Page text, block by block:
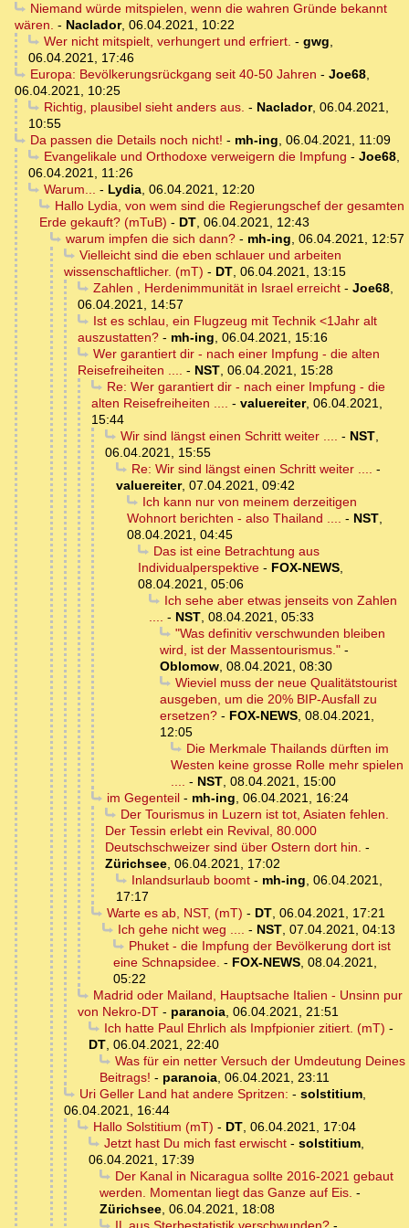
Niemand würde mitspielen, wenn die wahren Gründe bekannt
wären. - Naclador, 06.04.2021, 10:22
Wer nicht mitspielt, verhungert und erfriert. - gwg,
06.04.2021, 17:46
Europa: Bevölkerungsrückgang seit 40-50 Jahren - Joe68,
06.04.2021, 10:25
Richtig, plausibel sieht anders aus. - Naclador, 06.04.2021,
10:55
Da passen die Details noch nicht! - mh-ing, 06.04.2021, 11:09
Evangelikale und Orthodoxe verweigern die Impfung - Joe68,
06.04.2021, 11:26
Warum... - Lydia, 06.04.2021, 12:20
Hallo Lydia, von wem sind die Regierungschef der gesamten
Erde gekauft? (mTuB) - DT, 06.04.2021, 12:43
warum impfen die sich dann?- mh-ing, 06.04.2021, 12:57
Vielleicht sind die eben schlauer und arbeiten
wissenschaftlicher. (mT) - DT, 06.04.2021, 13:15
Zahlen , Herdenimmunität in Israel erreicht- Joe68,
06.04.2021, 14:57
Ist es schlau, ein Flugzeug mit Technik <1Jahr alt
auszustatten? - mh-ing, 06.04.2021, 15:16
Wer garantiert dir - nach einer Impfung - die alten
Reisefreiheiten .... - NST, 06.04.2021, 15:28
Re: Wer garantiert dir - nach einer Impfung - die
alten Reisefreiheiten .... - valuereiter, 06.04.2021,
15:44
Wir sind längst einen Schritt weiter .... - NST,
06.04.2021, 15:55
Re: Wir sind längst einen Schritt weiter .... -
valuereiter, 07.04.2021, 09:42
Ich kann nur von meinem derzeitigen
Wohnort berichten - also Thailand .... - NST,
08.04.2021, 04:45
Das ist eine Betrachtung aus
Individualperspektive - FOX-NEWS,
08.04.2021, 05:06
Ich sehe aber etwas jenseits von Zahlen
.... - NST, 08.04.2021, 05:33
"Was definitiv verschwunden bleiben
wird, ist der Massentourismus." -
Oblomow, 08.04.2021, 08:30
Wieviel muss der neue Qualitätstourist
ausgeben, um die 20% BIP-Ausfall zu
ersetzen? - FOX-NEWS, 08.04.2021,
12:05
Die Merkmale Thailands dürften im
Westen keine grosse Rolle mehr spielen
.... - NST, 08.04.2021, 15:00
im Gegenteil- mh-ing, 06.04.2021, 16:24
Der Tourismus in Luzern ist tot, Asiaten fehlen.
Der Tessin erlebt ein Revival, 80.000
Deutschschweizer sind über Ostern dort hin. -
Zürichsee, 06.04.2021, 17:02
Inlandsurlaub boomt- mh-ing, 06.04.2021,
17:17
Warte es ab, NST, (mT) - DT, 06.04.2021, 17:21
Ich gehe nicht weg .... - NST, 07.04.2021, 04:13
Phuket - die Impfung der Bevölkerung dort ist
eine Schnapsidee. - FOX-NEWS, 08.04.2021,
05:22
Madrid oder Mailand, Hauptsache Italien - Unsinn pur
von Nekro-DT - paranoia, 06.04.2021, 21:51
Ich hatte Paul Ehrlich als Impfpionier zitiert. (mT) -
DT, 06.04.2021, 22:40
Was für ein netter Versuch der Umdeutung Deines
Beitrags! - paranoia, 06.04.2021, 23:11
Uri Geller Land hat andere Spritzen: - solstitium,
06.04.2021, 16:44
Hallo Solstitium (mT) - DT, 06.04.2021, 17:04
Jetzt hast Du mich fast erwischt- solstitium,
06.04.2021, 17:39
Der Kanal in Nicaragua sollte 2016-2021 gebaut
werden. Momentan liegt das Ganze auf Eis. -
Zürichsee, 06.04.2021, 18:08